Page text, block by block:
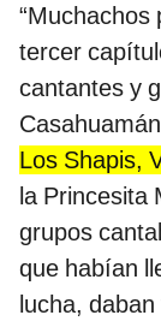
“Muchachos
tercer
cantantes y
Los Shapis,
la Princesita
grupos
que habían
lucha,